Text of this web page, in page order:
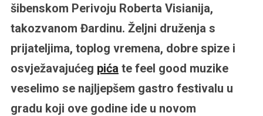
šibenskom Perivoju Roberta Visianija,
takozvanom Đardinu. Željni druženja s
prijateljima, toplog vremena, dobre spize i
osvježavajućeg pića te feel good muzike
veselimo se najljepšem gastro festivalu u
gradu koji ove godine ide u novom